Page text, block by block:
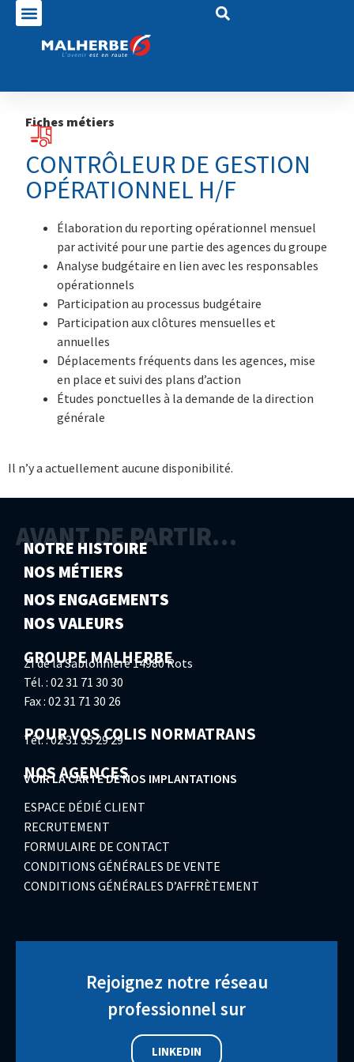
Fiches métiers
CONTRÔLEUR DE GESTION
OPÉRATIONNEL H/F
Élaboration du reporting opérationnel mensuel
par activité pour une partie des agences du groupe
Analyse budgétaire en lien avec les responsables
opérationnels
Participation au processus budgétaire
Participation aux clôtures mensuelles et
annuelles
Déplacements fréquents dans les agences, mise
en place et suivi des plans d’action
Études ponctuelles à la demande de la direction
générale
Il n’y a actuellement aucune disponibilité.
AVANT DE PARTIR…
NOTRE HISTOIRE
NOS MÉTIERS
NOS ENGAGEMENTS
NOS VALEURS
GROUPE MALHERBE
ZI de la Sablonnière 14980 Rots
Tél. : 02 31 71 30 30
Fax : 02 31 71 30 26
POUR VOS COLIS NORMATRANS
Tél. : 02 31 35 29 29
NOS AGENCES
VOIR LA CARTE DE NOS IMPLANTATIONS
ESPACE DÉDIÉ CLIENT
RECRUTEMENT
FORMULAIRE DE CONTACT
CONDITIONS GÉNÉRALES DE VENTE
CONDITIONS GÉNÉRALES D’AFFRÈTEMENT
Rejoignez notre réseau
professionnel sur
LINKEDIN